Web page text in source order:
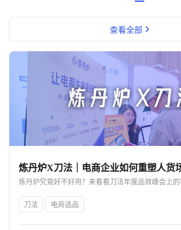
解决方案
金融市场解决方案
电商解决方案
资源中心
新闻中心
活动中心
关于我们
公司介绍
查看全部
炼丹炉究竟好不好用？来看看刀法年度品效峰会上
刀法 电商选品